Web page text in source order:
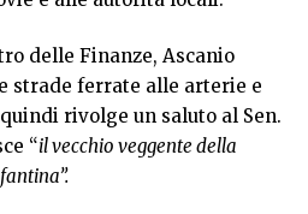
delle Finanze, Ascanio
strade ferrate alle arterie e
rivolge un saluto al Sen.
“il vecchio veggente della